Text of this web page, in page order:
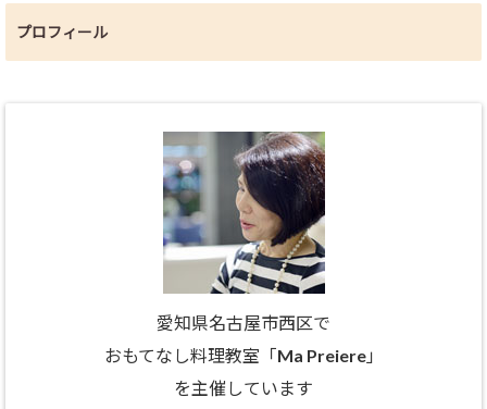
プロフィール
愛知県名古屋市西区で
おもてなし料理教室「Ma Preiere」
を主催しています